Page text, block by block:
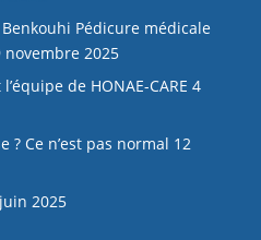
Pédicure médicale
novembre 2025
de HONAE-CARE 4
? Ce n’est pas normal 12
2025